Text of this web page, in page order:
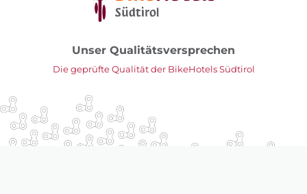
Unser Qualitätsversprechen
Die geprüfte Qualität der BikeHotels Südtirol